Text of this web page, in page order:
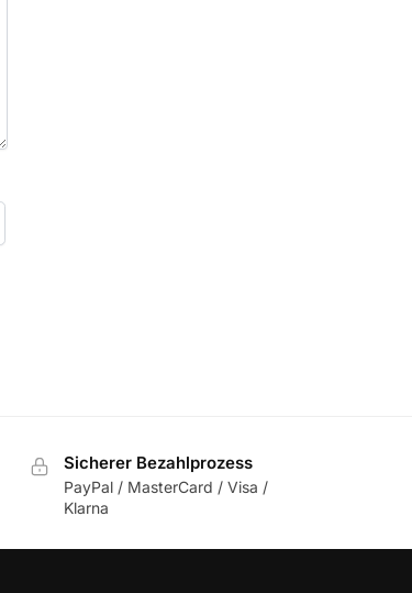
Sicherer Bezahlprozess
PayPal / MasterCard / Visa /
Klarna